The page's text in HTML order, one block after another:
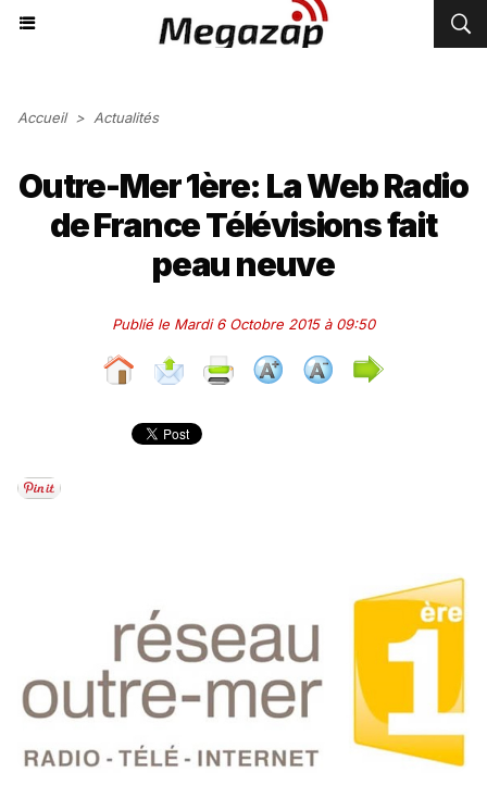
Accueil > Actualités
Outre-Mer 1ère: La Web Radio
de France Télévisions fait
peau neuve
Publié le Mardi 6 Octobre 2015 à 09:50